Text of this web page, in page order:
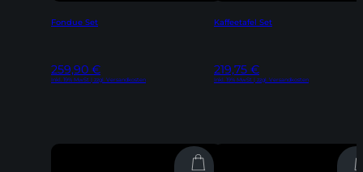
Fondue Set
259,90 €
Inkl. 19% MwSt | zzgl. Versandkosten
Kaffeetafel Set
219,75 €
Inkl. 19% MwSt | zzgl. Versandkosten